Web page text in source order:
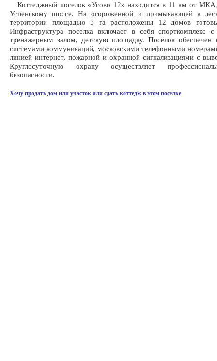
Коттеджный поселок «Усово 12» находится в 11 км от
Успенскому шоссе. На огороженной и примыкающей к
территории площадью 3 га расположены 12 домов
Инфраструктура поселка включает в себя спорткомплекс
тренажерным залом, детскую площадку. Посёлок обеспечен
системами коммуникаций, московскими телефонными
линией интернет, пожарной и охранной сигнализациями с
Круглосуточную охрану осуществляет
безопасности.
Хочу продать дом или участок или сдать коттедж в этом поселке